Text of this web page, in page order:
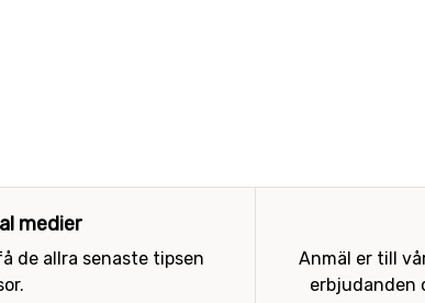
medier
de allra senaste tipsen
Anmäl er till
erbjudanden